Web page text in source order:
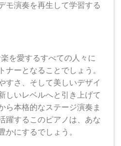
モ演奏を再生して学習する
を愛するすべての人々に
ナーとなることでしょう。
すさ、そして美しいデザイ
しいレベルへと引き上げて
ら本格的なステージ演奏ま
躍するこのピアノは、あな
かにするでしょう。